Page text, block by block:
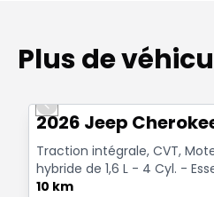
Plus de
Previous slide
2026 Jeep
Traction intégrale, CVT,
hybride de 1,6 L - 4 Cyl. -
10 km